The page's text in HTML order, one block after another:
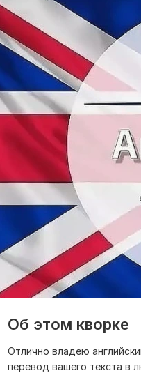
Об этом кворке
Отлично владею
перевод вашего текста в